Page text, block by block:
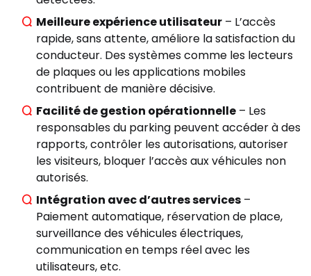
CATÉGORIES ▾
Commencez à écrire
Meilleure expérience utilisateur – L’accès
rapide, sans attente, améliore la satisfaction du
conducteur. Des systèmes comme les lecteurs
de plaques ou les applications mobiles
contribuent de manière décisive.
Facilité de gestion opérationnelle – Les
responsables du parking peuvent accéder à des
rapports, contrôler les autorisations, autoriser
les visiteurs, bloquer l’accès aux véhicules non
autorisés.
Intégration avec d’autres services –
Paiement automatique, réservation de place,
surveillance des véhicules électriques,
communication en temps réel avec les
utilisateurs, etc.